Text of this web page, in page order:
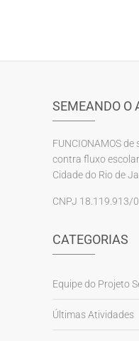
SEMEANDO O
FUNCIONAMOS
contra fluxo
Cidade do Rio de
CNPJ 18.119.913/
CATEGORIAS
Equipe do Projeto
Últimas Atividades